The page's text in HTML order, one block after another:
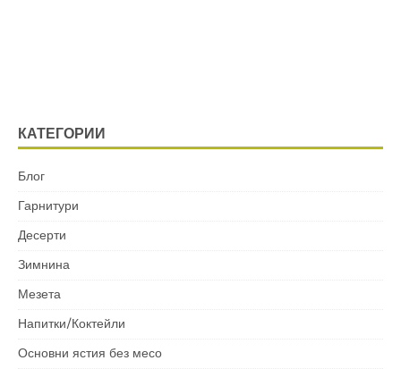
КАТЕГОРИИ
Блог
Гарнитури
Десерти
Зимнина
Мезета
Напитки/Коктейли
Основни ястия без месо